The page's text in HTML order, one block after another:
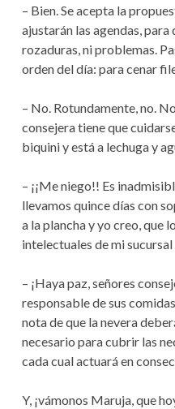
– Bien. Se acepta la
ajustarán las agendas,
rozaduras, ni problemas.
orden del día: para cenar
– No. Rotundamente, no.
consejera tiene que
biquini y está a lechuga y
– ¡¡Me niego!! Es
llevamos quince días con
a la plancha y yo creo, que
intelectuales de mi
– ¡Haya paz, señores
responsable de sus
nota de que la nevera
necesario para cubrir las
cada cual actuará en
Y, ¡vámonos Maruja, que